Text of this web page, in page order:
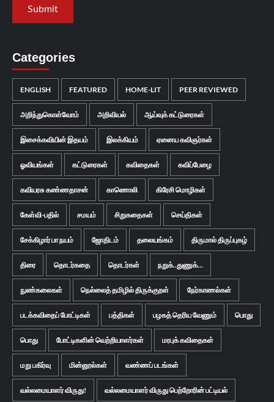
Categories
ENGLISH FEATURED HOME-LIT PEER REVIEWED
அறிந்துகொள்வோம் அறிவியல் ஆய்வுக் கட்டுரைகள்
இசைக்கவியின் இதயம் இலக்கியம் ஏனைய கவிஞர்கள்
ஓவியங்கள் கட்டுரைகள் கவிதைகள் கவிப்பேழை
கவியரசு கண்ணதாசன் காணொலி கிரேசி மொழிகள்
கேள்வி-பதில் சமயம் சிறுகதைகள் செய்திகள்
சேக்கிழார் பா நயம் ஜோதிடம் தலையங்கம் திருமால் திருப்புகழ்
திரை தொடர்கதை தொடர்கள் நறுக்..துணுக்...
நுண்கலைகள் நெல்லைத் தமிழில் திருக்குறள் நேர்காணல்கள்
படக்கவிதைப் போட்டிகள் பத்திகள் பழகத் தெரிய வேணும் பொது
பொது போட்டிகளின் வெற்றியாளர்கள் மரபுக் கவிதைகள்
மறு பகிர்வு மின்னூல்கள் வண்ணப் படங்கள்
வல்லமையாளர் விருது! வல்லமையாளர் விருது பெற்றோரின் பட்டியல்